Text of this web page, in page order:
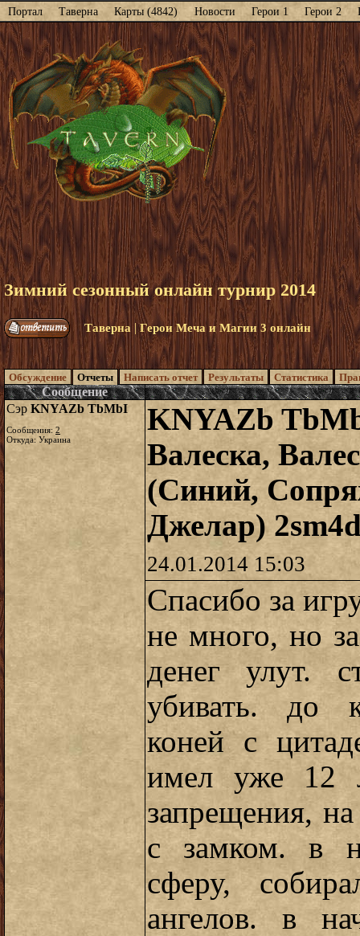
Портал Таверна Карты (4842) Новости Герои 1 Герои 2
Зимний сезонный онлайн турнир 2014
Таверна |Герои Меча и Магии 3 онлайн
Обсуждение Отчеты Написать отчет Результаты Статистика
Сообщение
Сэр KNYAZb TbMbI
Сообщения: 2
Откуда: Украина
KNYAZb
Валеска,
(Синий,
Джелар)
24.01.2014 15:03
Спасибо за
не много, но
денег улут.
убивать. до
коней с
имел уже 12
запрещения,
с замком. в
сферу,
ангелов. в